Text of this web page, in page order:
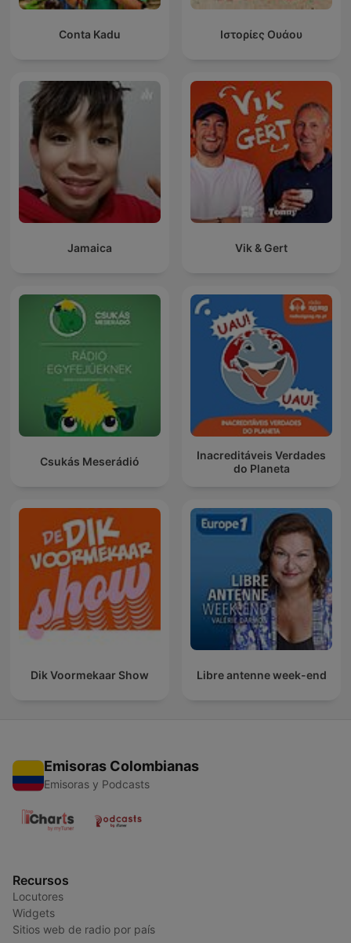
Conta Kadu Ιστορίες Ουάου
Jamaica Vik & Gert
Csukás Meserádió
Inacreditáveis Verdades
do Planeta
Dik Voormekaar Show Libre antenne week-end
Emisoras Colombianas
Emisoras y Podcasts
Recursos
Locutores
Widgets
Sitios web de radio por país